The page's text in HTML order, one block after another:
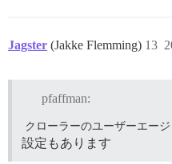
Jagster (Jakke Flemming) 13
pfaffman:
クローラーのユーザーエー
設定もあります